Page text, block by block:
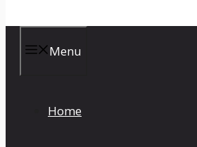
Menu
Home